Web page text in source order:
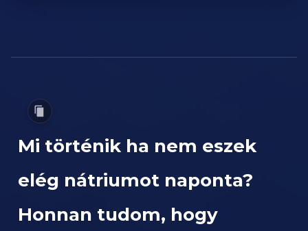
Mi történik ha nem eszek
elég nátriumot naponta?
Honnan tudom, hogy